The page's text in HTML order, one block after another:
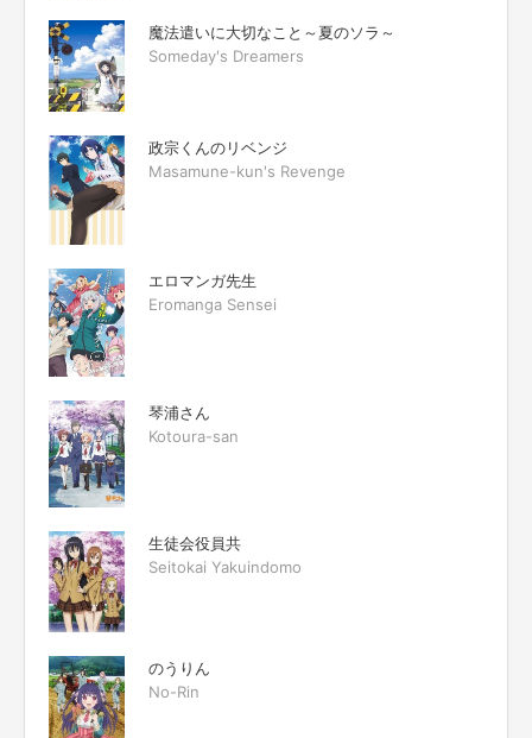
魔法遣いに大切なこと～夏のソラ～
Someday's Dreamers
政宗くんのリベンジ
Masamune-kun's Revenge
エロマンガ先生
Eromanga Sensei
琴浦さん
Kotoura-san
生徒会役員共
Seitokai Yakuindomo
のうりん
No-Rin